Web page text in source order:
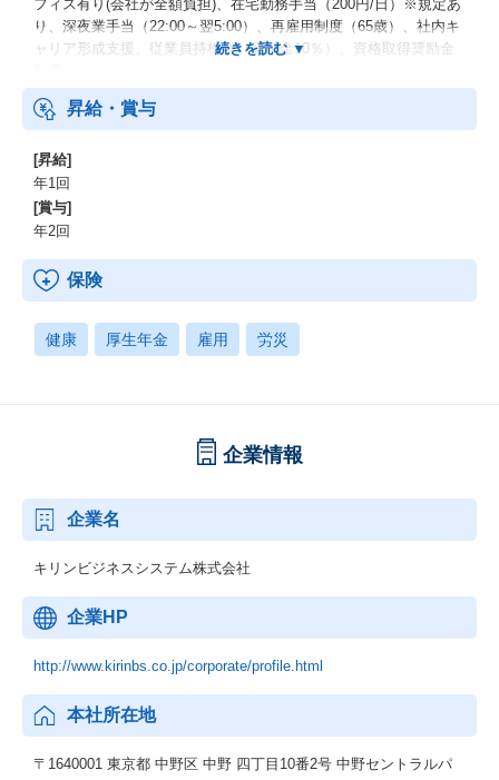
フィス有り(会社が全額負担)、在宅勤務手当（200円/日）※規定あ
り、深夜業手当（22:00～翌5:00）、再雇用制度（65歳）、社内キ
ャリア形成支援、従業員持株会（奨励金10％）、資格取得奨励金
昇給・賞与
[昇給]
年1回
[賞与]
年2回
保険
健康 厚生年金 雇用 労災
企業情報
企業名
キリンビジネスシステム株式会社
企業HP
http://www.kirinbs.co.jp/corporate/profile.html
本社所在地
〒1640001 東京都 中野区 中野 四丁目10番2号 中野セントラルパ